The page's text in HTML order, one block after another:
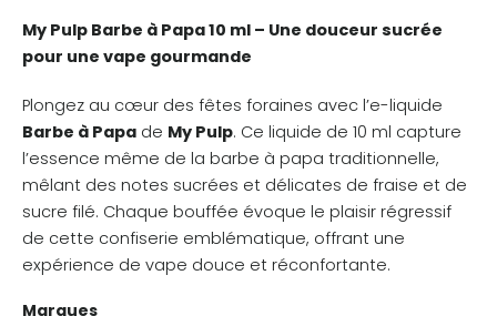
My Pulp Barbe à Papa 10 ml – Une douceur sucrée
pour une vape gourmande
Plongez au cœur des fêtes foraines avec l’e-liquide
Barbe à Papa de My Pulp. Ce liquide de 10 ml capture
l’essence même de la barbe à papa traditionnelle,
mêlant des notes sucrées et délicates de fraise et de
sucre filé. Chaque bouffée évoque le plaisir régressif
de cette confiserie emblématique, offrant une
expérience de vape douce et réconfortante.
Marques